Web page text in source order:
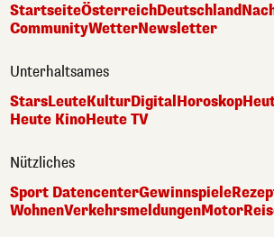
StartseiteÖsterreichDeutschland
CommunityWetterNewsletter
Unterhaltsames
StarsLeuteKulturDigital Horoskop
Heute KinoHeute TV
Nützliches
Sport DatencenterGewinnspiele
WohnenVerkehrsmeldungenMotor